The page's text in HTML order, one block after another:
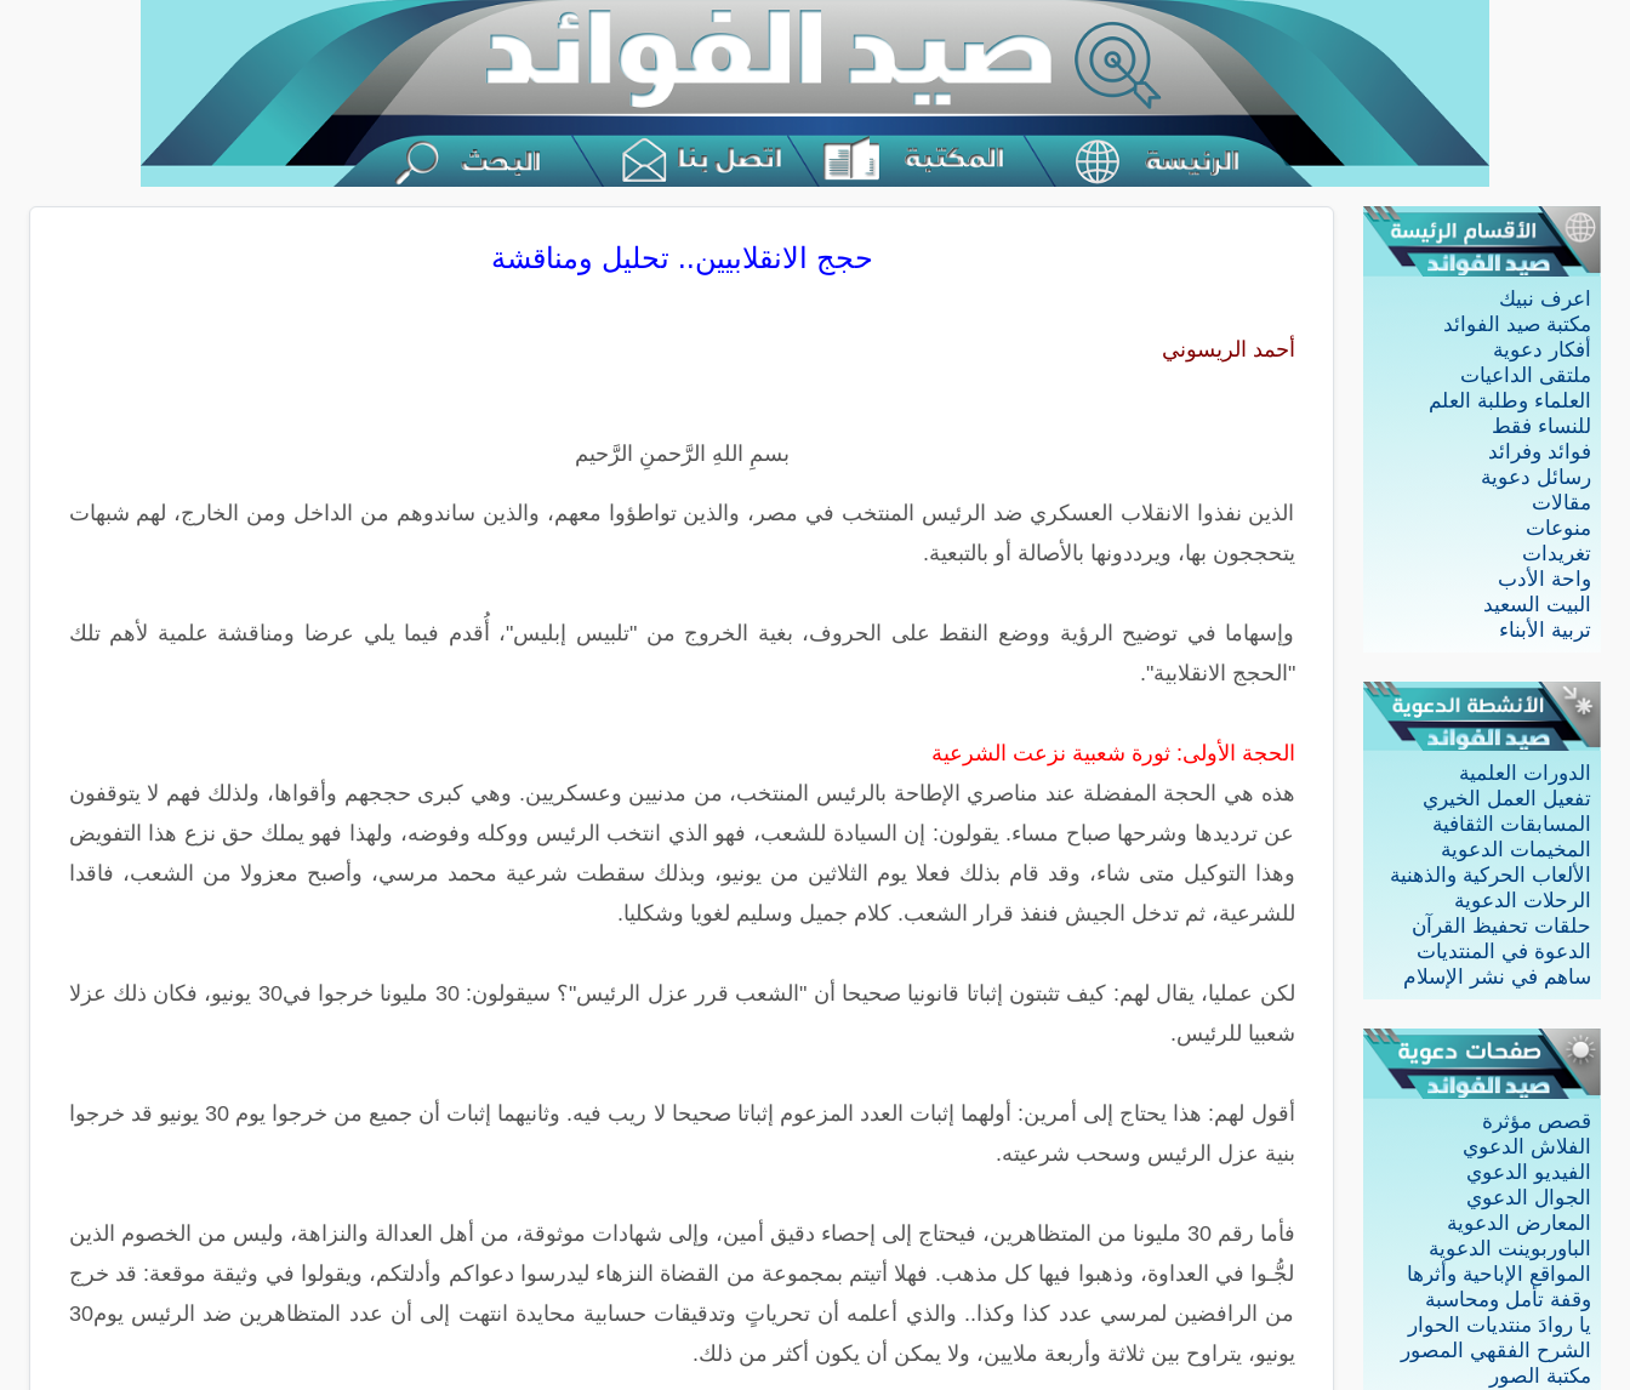
اعرف نبيك
مكتبة صيد الفوائد
أفكار دعوية
ملتقى الداعيات
العلماء وطلبة العلم
للنساء فقط
فوائد وفرائد
رسائل دعوية
مقالات
منوعات
تغريدات
واحة الأدب
البيت السعيد
تربية الأبناء
الدورات العلمية
تفعيل العمل الخيري
المسابقات الثقافية
المخيمات الدعوية
الألعاب الحركية والذهنية
الرحلات الدعوية
حلقات تحفيظ القرآن
الدعوة في المنتديات
ساهم في نشر الإسلام
قصص مؤثرة
الفلاش الدعوي
الفيديو الدعوي
الجوال الدعوي
المعارض الدعوية
الباوربوينت الدعوية
المواقع الإباحية وأثرها
وقفة تأمل ومحاسبة
يا روادَ منتديات الحوار
الشرح الفقهي المصور
مكتبة الصور
حجج الانقلابيين.. تحليل ومناقشة
أحمد الريسوني
بسمِ اللهِ الرَّحمنِ الرَّحيم
الذين نفذوا الانقلاب العسكري ضد الرئيس المنتخب في مصر، والذين تواطؤوا معهم، والذين ساندوهم من الداخل ومن الخارج، لهم شبهات
يتحججون بها، ويرددونها بالأصالة أو بالتبعية.
وإسهاما في توضيح الرؤية ووضع النقط على الحروف، بغية الخروج من "تلبيس إبليس"، أُقدم فيما يلي عرضا ومناقشة علمية لأهم تلك
"الحجج الانقلابية".
الحجة الأولى: ثورة شعبية نزعت الشرعية
هذه هي الحجة المفضلة عند مناصري الإطاحة بالرئيس المنتخب، من مدنيين وعسكريين. وهي كبرى حججهم وأقواها، ولذلك فهم لا يتوقفون
عن ترديدها وشرحها صباح مساء. يقولون: إن السيادة للشعب، فهو الذي انتخب الرئيس ووكله وفوضه، ولهذا فهو يملك حق نزع هذا التفويض
وهذا التوكيل متى شاء، وقد قام بذلك فعلا يوم الثلاثين من يونيو، وبذلك سقطت شرعية محمد مرسي، وأصبح معزولا من الشعب، فاقدا
للشرعية، ثم تدخل الجيش فنفذ قرار الشعب. كلام جميل وسليم لغويا وشكليا.
لكن عمليا، يقال لهم: كيف تثبتون إثباتا قانونيا صحيحا أن "الشعب قرر عزل الرئيس"؟ سيقولون: 30 مليونا خرجوا في30 يونيو، فكان ذلك عزلا
شعبيا للرئيس.
أقول لهم: هذا يحتاج إلى أمرين: أولهما إثبات العدد المزعوم إثباتا صحيحا لا ريب فيه. وثانيهما إثبات أن جميع من خرجوا يوم 30 يونيو قد خرجوا
بنية عزل الرئيس وسحب شرعيته.
فأما رقم 30 مليونا من المتظاهرين، فيحتاج إلى إحصاء دقيق أمين، وإلى شهادات موثوقة، من أهل العدالة والنزاهة، وليس من الخصوم الذين
لجُّـوا في العداوة، وذهبوا فيها كل مذهب. فهلا أتيتم بمجموعة من القضاة النزهاء ليدرسوا دعواكم وأدلتكم، ويقولوا في وثيقة موقعة: قد خرج
من الرافضين لمرسي عدد كذا وكذا.. والذي أعلمه أن تحرياتٍ وتدقيقات حسابية محايدة انتهت إلى أن عدد المتظاهرين ضد الرئيس يوم30
يونيو، يتراوح بين ثلاثة وأربعة ملايين، ولا يمكن أن يكون أكثر من ذلك.